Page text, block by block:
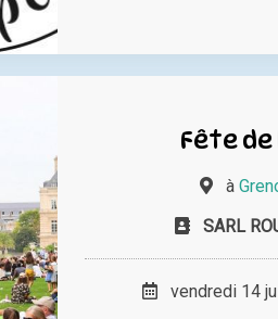
Fête
à
SARL
vendredi 14